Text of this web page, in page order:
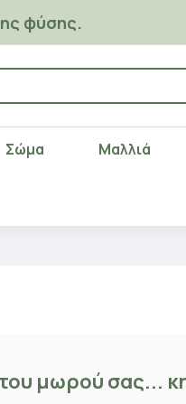
φύσης.
Σώμα Μαλλιά
μωρού σας...